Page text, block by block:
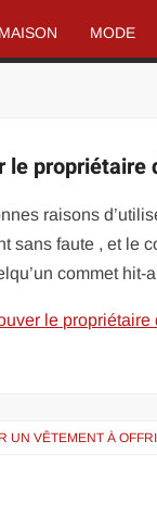
MAISON MODE
propriétaire
raisons
sans faute , et le
commet
le propriétaire
UN VÊTEMENT À